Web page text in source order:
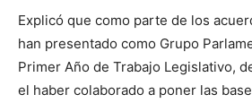
Explicó que como parte de los
han presentado como Grupo
Primer Año de Trabajo Legislativo,
el haber colaborado a poner las